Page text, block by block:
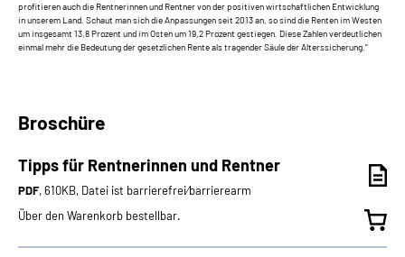
profitieren auch die Rentnerinnen und Rentner von der positiven wirtschaftlichen Entwicklung
in unserem Land. Schaut man sich die Anpassungen seit 2013 an, so sind die Renten im Westen
um insgesamt 13,8 Prozent und im Osten um 19,2 Prozent gestiegen. Diese Zahlen verdeutlichen
einmal mehr die Bedeutung der gesetzlichen Rente als tragender Säule der Alterssicherung.“
Broschüre
Tipps für Rentnerinnen und Rentner
PDF, 610KB, Datei ist barrierefrei⁄barrierearm
Über den Warenkorb bestellbar.